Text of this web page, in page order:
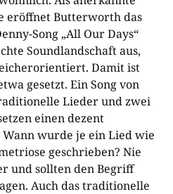
eröffnet Butterworth das
Song „All Our Days“
Soundlandschaft aus,
Damit ist
gesetzt. Ein Song von
Lieder und zwei
einen dezent
wurde je ein Lied wie
geschrieben? Nie
und sollten den Begriff
Auch das traditionelle